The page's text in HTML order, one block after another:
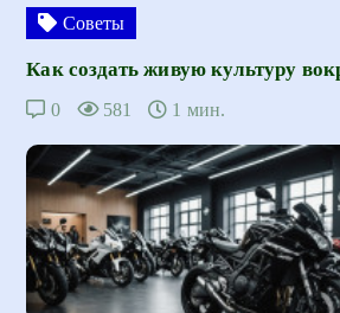
Советы
Как создать живую культуру
0 581 1 мин.